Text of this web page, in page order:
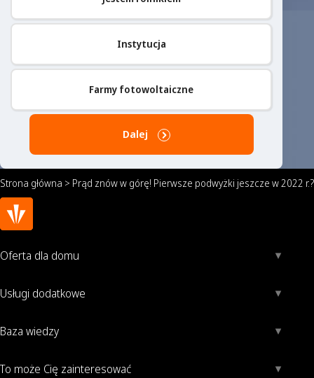
Instytucja
Farmy fotowoltaiczne
Dalej
Strona główna > Prąd znów w górę! Pierwsze podwyżki jeszcze w 2022 r.?
Oferta dla domu
Usługi dodatkowe
Baza wiedzy
To może Cię zainteresować